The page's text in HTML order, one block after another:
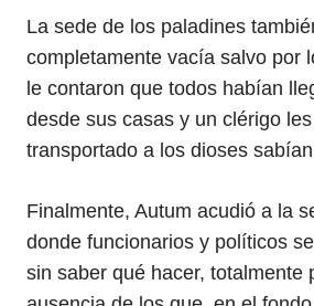
La sede de los paladines
completamente vacía salvo por
le contaron que todos habían
desde sus casas y un clérigo
transportado a los dioses
Finalmente, Autum acudió a la
donde funcionarios y políticos
sin saber qué hacer, totalmente